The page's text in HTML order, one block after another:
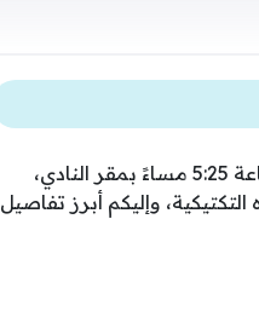
أكدت الإدارة أن الفريق سيخوض مواجهة ودية أمام نظيره الفيحاء غداً الثلاثاء في الساعة 5:25 مساءً بمقر النادي،
وإليكم أبرز تفاصيل